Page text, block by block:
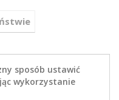
sposób ustawić
wykorzystanie